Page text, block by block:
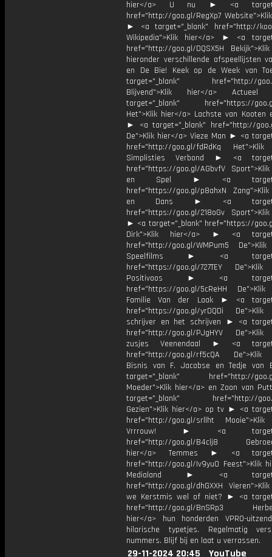
hier</a> U nu ► <a
href="http://goo.gl/RegXp7
► <a target="_blank" href="http://
Wikipedia">Klik hier</a> ► <a
href="http://goo.gl/DQSX5H
hieronder verschillende afspeellijsten
en De Bie! Keek op de Week van
target="_blank" href="http://
Blijvend">Klik hier</a>
target="_blank" href="https://
Het">Klik hier</a> Lachste van Kooten
► <a target="_blank" href="http://
De">Klik hier</a> Vieze Man ► <a
href="http://goo.gl/fdRdKq
Simplisties Verbond ► <a
href="https://goo.gl/AGbvfV
en Spel ► <a
href="https://goo.gl/p8ahxN
en Dans ► <a
href="https://goo.gl/218oGv
► <a target="_blank" href="https://
Dirk">Klik hier</a> ► <a
href="http://goo.gl/WMPum5
Speelfilms ► <a
href="https://goo.gl/727TEY
Positivoos ► <a
href="https://goo.gl/5cReHH
Familie Van der Laak ► <a
href="https://goo.gl/yrDQDi
schrijver en het schrijven ► <a
href="http://goo.gl/PJgHYV
zusjes Veenendaal ► <a
href="http://goo.gl/rf5cQA De">Klik
Bisnis van F. Jacobse en Tedje
target="_blank" href="http://goo.gl/
Moeder">Klik hier</a> en Zoon van
target="_blank" href="http://
Gezien">Klik hier</a> op tv ► <a
href="http://goo.gl/srllht
Vrrrouw! ► <a
href="http://goo.gl/B4clj8
hier</a> Temmes ► <a
href="http://goo.gl/Iv9yu0 Feest">Klik
Medialand ► <a
href="http://goo.gl/dhGXXH
we Kerstmis wel of niet? ► <a
href="http://goo.gl/BnSRp3
hier</a> hun honderden VPRO-
hilarische typetjes. Regelmatig
nummers. Blijf bij en laat u verrassen.
29-11-2024 20:45
YouTube